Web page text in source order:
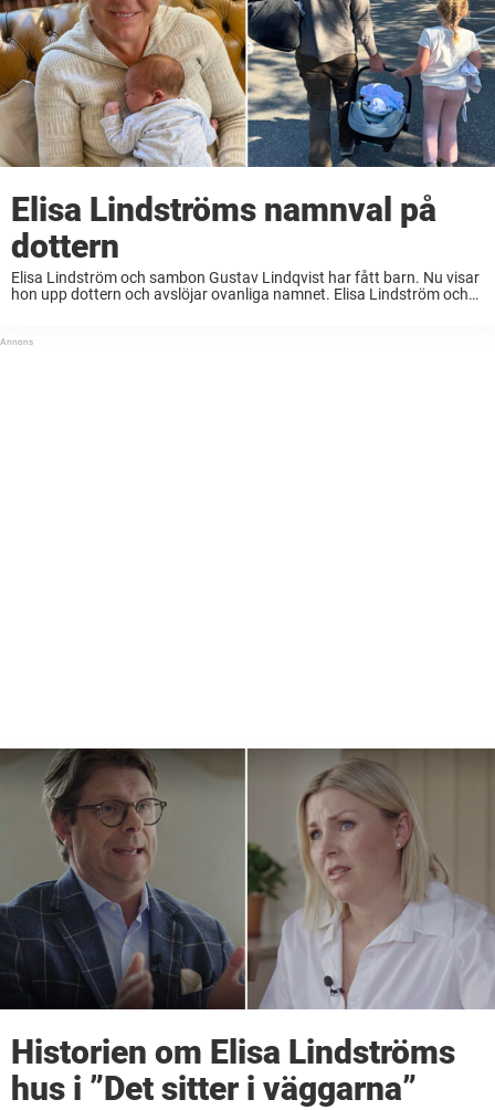
Elisa Lindströms namnval på
dottern
Elisa Lindström och sambon Gustav Lindqvist har fått barn. Nu visar
hon upp dottern och avslöjar ovanliga namnet. Elisa Lindström och
Historien om Elisa Lindströms
hus i ”Det sitter i väggarna”